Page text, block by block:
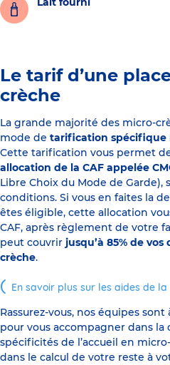
Le tarif d’une
crèche
La grande majorité des micro-
mode de tarification spécifique
Cette tarification vous permet
allocation de la CAF appelée
Libre Choix du Mode de Garde),
conditions. Si vous en faites la
êtes éligible, cette allocation
CAF, après règlement de votre
peut couvrir jusqu’à 85% de
crèche.
En savoir plus sur les aides de la
Rassurez-vous, nos équipes
pour vous accompagner dans
spécificités de l’accueil en
dans le calcul de votre reste à